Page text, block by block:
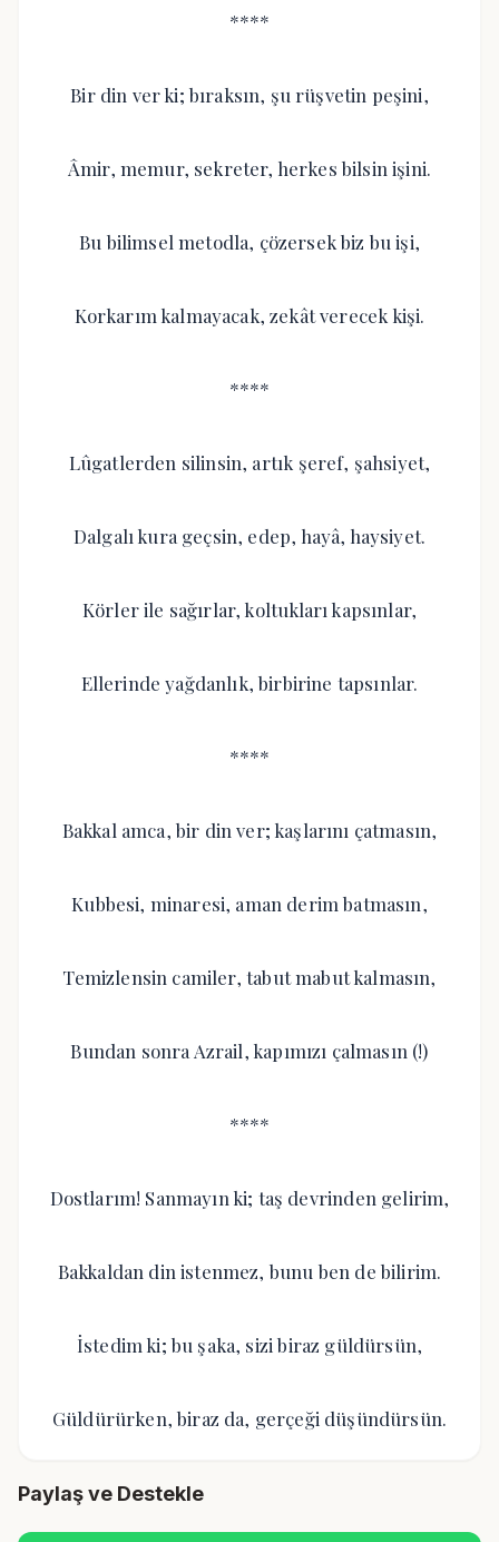
****
Bir din ver ki; bıraksın, şu rüşvetin peşini,
Âmir, memur, sekreter, herkes bilsin işini.
Bu bilimsel metodla, çözersek biz bu işi,
Korkarım kalmayacak, zekât verecek kişi.
****
Lûgatlerden silinsin, artık şeref, şahsiyet,
Dalgalı kura geçsin, edep, hayâ, haysiyet.
Körler ile sağırlar, koltukları kapsınlar,
Ellerinde yağdanlık, birbirine tapsınlar.
****
Bakkal amca, bir din ver; kaşlarını çatmasın,
Kubbesi, minaresi, aman derim batmasın,
Temizlensin camiler, tabut mabut kalmasın,
Bundan sonra Azrail, kapımızı çalmasın (!)
****
Dostlarım! Sanmayın ki; taş devrinden gelirim,
Bakkaldan din istenmez, bunu ben de bilirim.
İstedim ki; bu şaka, sizi biraz güldürsün,
Güldürürken, biraz da, gerçeği düşündürsün.
Paylaş ve Destekle